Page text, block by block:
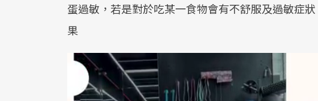
蛋過敏，若是對於吃某一食物會有不舒服及過敏症
果